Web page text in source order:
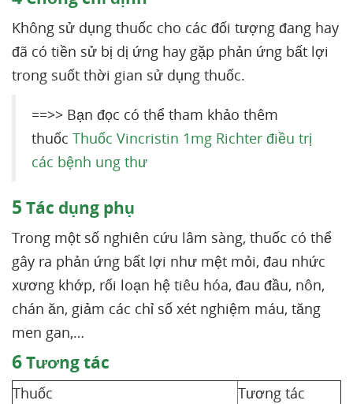
Không sử dụng thuốc cho các đối tượng đang hay
đã có tiền sử bị dị ứng hay gặp phản ứng bất lợi
trong suốt thời gian sử dụng thuốc.
==>> Bạn đọc có thể tham khảo thêm
thuốc Thuốc Vincristin 1mg Richter điều trị
các bệnh ung thư
5 Tác dụng phụ
Trong một số nghiên cứu lâm sàng, thuốc có thể
gây ra phản ứng bất lợi như mệt mỏi, đau nhức
xương khớp, rối loạn hệ tiêu hóa, đau đầu, nôn,
chán ăn, giảm các chỉ số xét nghiệm máu, tăng
men gan,…
6Tương tác
Thuốc
Tương tác